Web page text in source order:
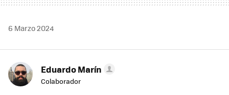
6 Marzo 2024
Eduardo Marín
Colaborador